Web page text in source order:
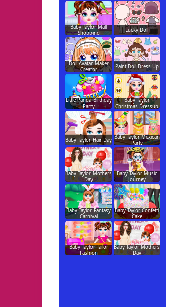
Baby Taylor Mall
Shopping
Lucky Doll
Doll Avatar Maker
Creator
Paint Doll Dress Up
Little Panda Birthday
Party
Baby Taylor
Christmas Dressup
Baby Taylor Hair Day Baby Taylor Mexican
Party
Baby Taylor Mothers
Day
Baby Taylor Music
Journey
Baby Taylor Fantasy
Carnival
Baby Taylor Confetti
Cake
Baby Taylor Tailor
Fashion
Baby Taylor Mothers
Day